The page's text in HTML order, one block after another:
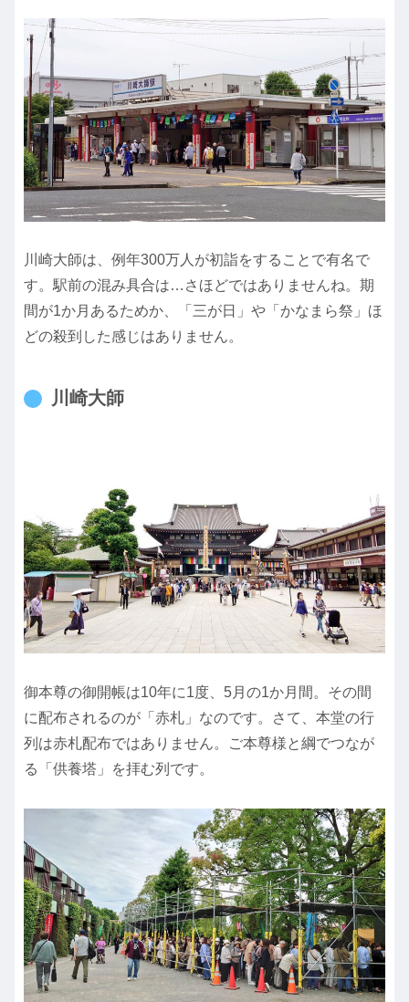
川崎大師は、例年300万人が初詣をすることで有名で
す。駅前の混み具合は…さほどではありませんね。期
間が1か月あるためか、「三が日」や「かなまら祭」ほ
どの殺到した感じはありません。
川崎大師
御本尊の御開帳は10年に1度、5月の1か月間。その間
に配布されるのが「赤札」なのです。さて、本堂の行
列は赤札配布ではありません。ご本尊様と綱でつなが
る「供養塔」を拝む列です。